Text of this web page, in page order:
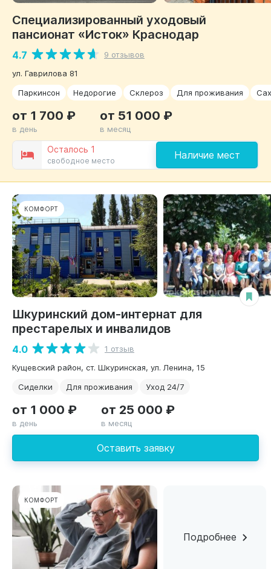
Специализированный уходовый
пансионат «Исток» Краснодар
4.7
9 отзывов
ул. Гаврилова 81
Паркинсон
Недорогие Склероз Для проживания
Осталось 1
свободное место Наличие мест
от 1 700 ₽
в день
от 51 000 ₽
в месяц
КОМФОРТ
Шкуринский дом-интернат для
престарелых и инвалидов
4.0
1 отзыв
Кущевский район, ст. Шкуринская, ул. Ленина, 15
Сиделки
Для проживания Уход 24/7
Оставить заявку
от 1 000 ₽
в день
от 25 000 ₽
в месяц
КОМФОРТ
Подробнее